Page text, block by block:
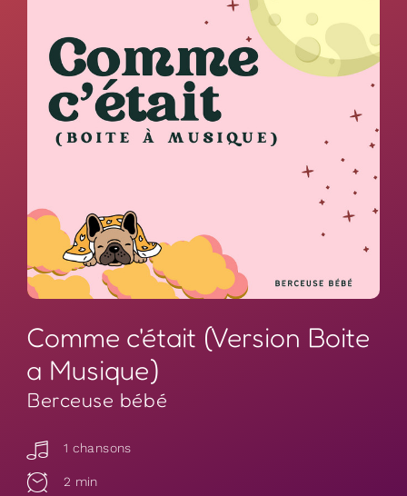
Comme c'était (Version Boite
a Musique)
Berceuse bébé
1 chansons
2 min